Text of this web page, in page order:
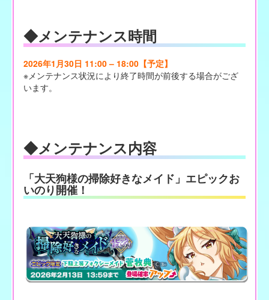
◆メンテナンス時間
2026年1月30日 11:00 – 18:00【予定】
※メンテナンス状況により終了時間が前後する場合がござ
います。
◆メンテナンス内容
「大天狗様の掃除好きなメイド」エピックお
いのり開催！